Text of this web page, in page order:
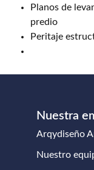
Planos de
predio
Peritaje
Nuestra
Arqydiseño
Nuestro